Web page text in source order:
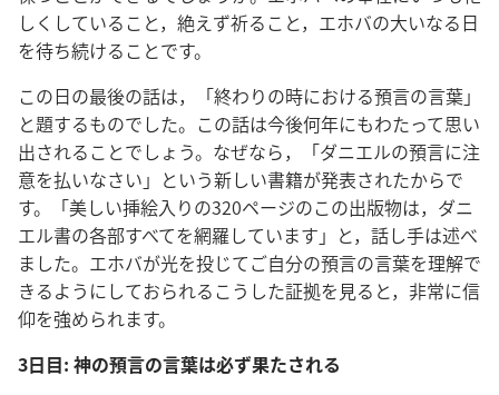
しくしていること，絶えず祈ること，エホバの大いなる日
を待ち続けることです。
この日の最後の話は，「終わりの時における預言の言葉」
と題するものでした。この話は今後何年にもわたって思い
出されることでしょう。なぜなら，「ダニエルの預言に注
意を払いなさい」という新しい書籍が発表されたからで
す。「美しい挿絵入りの320ページのこの出版物は，ダニ
エル書の各部すべてを網羅しています」と，話し手は述べ
ました。エホバが光を投じてご自分の預言の言葉を理解で
きるようにしておられるこうした証拠を見ると，非常に信
仰を強められます。
3日目: 神の預言の言葉は必ず果たされる